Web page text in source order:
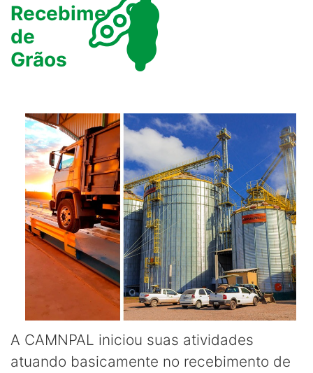
Recebimento
de
Grãos
A CAMNPAL iniciou suas atividades
atuando basicamente no recebimento de